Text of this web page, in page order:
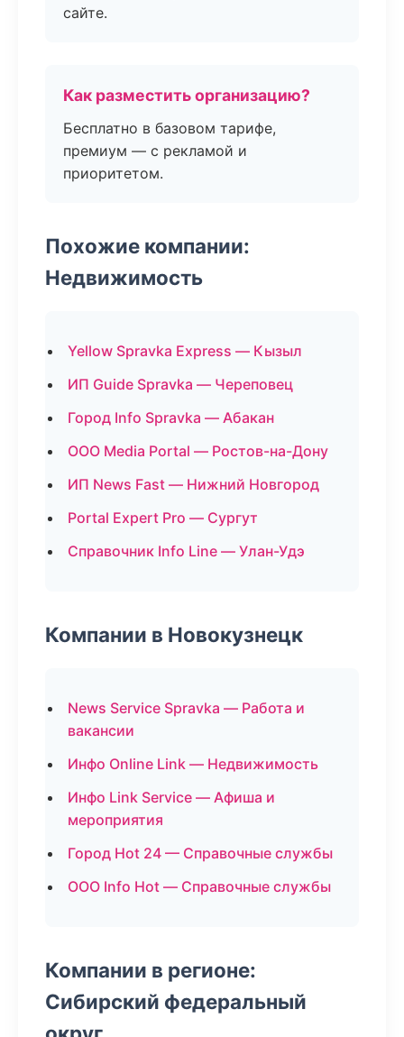
сайте.
Как разместить организацию?
Бесплатно в базовом тарифе,
премиум — с рекламой и
приоритетом.
Похожие компании:
Недвижимость
Yellow Spravka Express — Кызыл
ИП Guide Spravka — Череповец
Город Info Spravka — Абакан
ООО Media Portal — Ростов-на-Дону
ИП News Fast — Нижний Новгород
Portal Expert Pro — Сургут
Справочник Info Line — Улан-Удэ
Компании в Новокузнецк
News Service Spravka — Работа и
вакансии
Инфо Online Link — Недвижимость
Инфо Link Service — Афиша и
мероприятия
Город Hot 24 — Справочные службы
ООО Info Hot — Справочные службы
Компании в регионе:
Сибирский федеральный